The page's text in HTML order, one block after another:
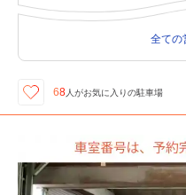
全ての
68人がお気に入りの駐車場